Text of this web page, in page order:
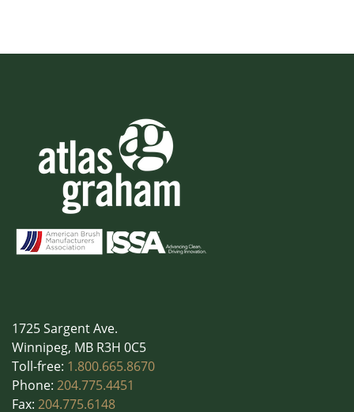
1725 Sargent Ave.
Winnipeg, MB R3H 0C5
Toll-free: 1.800.665.8670
Phone: 204.775.4451
Fax: 204.775.6148